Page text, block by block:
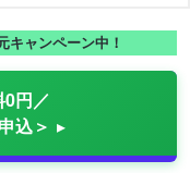
キャンペーン中！
円／
込＞